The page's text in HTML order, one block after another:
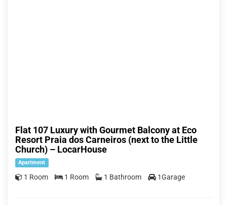
Flat 107 Luxury with Gourmet Balcony at Eco
Resort Praia dos Carneiros (next to the Little
Church) – LocarHouse
Apartment
1 Room 1 Room 1 Bathroom 1Garage